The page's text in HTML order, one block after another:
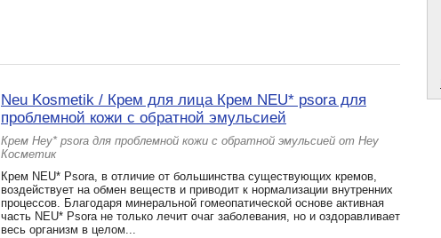
Neu Kosmetik / Крем для лица Крем NEU* psora для
проблемной кожи с обратной эмульсией
Крем Неу* psora для проблемной кожи с обратной эмульсией от Неу
Косметик
Крем NEU* Psorа, в отличие от большинства существующих кремов,
воздействует на обмен веществ и приводит к нормализации внутренних
процессов. Благодаря минеральной гомеопатической основе активная
часть NEU* Psorа не только лечит очаг заболевания, но и оздоравливает
весь организм в целом...